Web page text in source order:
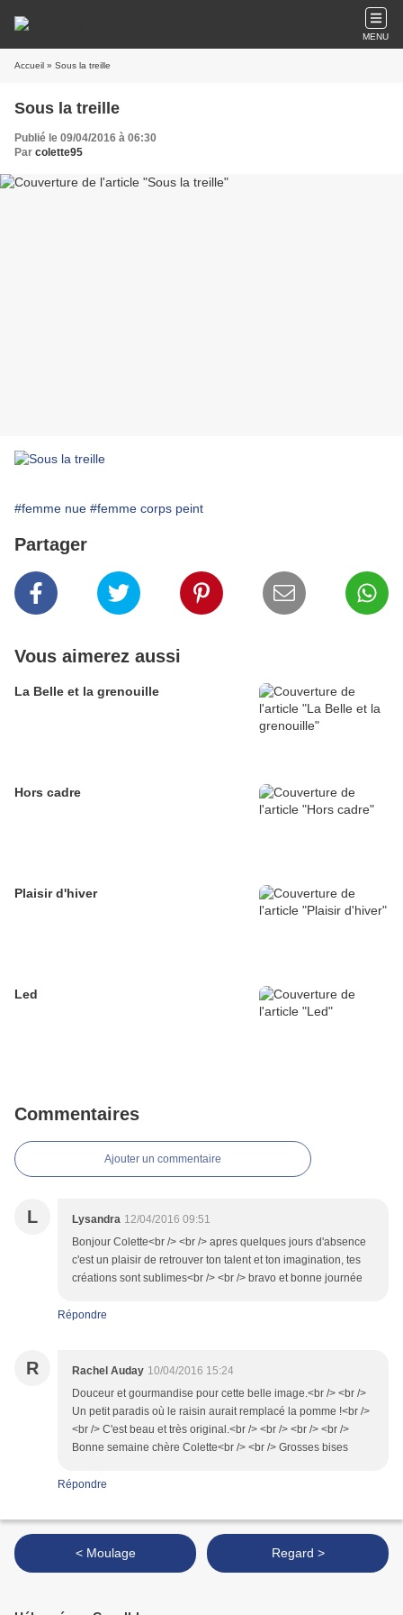
MENU
Accueil » Sous la treille
Sous la treille
Publié le 09/04/2016 à 06:30
Par colette95
#femme nue #femme corps peint
Partager
Vous aimerez aussi
La Belle et la grenouille
Hors cadre
Plaisir d'hiver
Led
Commentaires
Ajouter un commentaire
L Lysandra 12/04/2016 09:51
Bonjour Colette<br /> <br /> apres quelques jours d'absence
c'est un plaisir de retrouver ton talent et ton imagination, tes
créations sont sublimes<br /> <br /> bravo et bonne journée
Répondre
R Rachel Auday 10/04/2016 15:24
Douceur et gourmandise pour cette belle image.<br /> <br />
Un petit paradis où le raisin aurait remplacé la pomme !<br />
<br /> C'est beau et très original.<br /> <br /> <br /> <br />
Bonne semaine chère Colette<br /> <br /> Grosses bises
Répondre
< Moulage Regard >